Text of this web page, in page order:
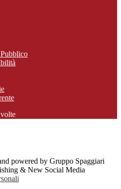
volte
powered by Gruppo Spaggiari
& New Social Media